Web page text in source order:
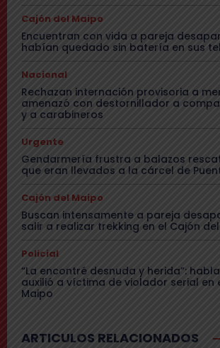
Cajón del Maipo
Encuentran con vida a pareja
habían quedado sin batería en sus
Nacional
Rechazan internación provisoria a
amenazó con destornillador a
y a carabineros
Urgente
Gendarmería frustra a balazos
que eran llevados a la cárcel de
Cajón del Maipo
Buscan intensamente a pareja
salir a realizar trekking en el Cajón
Policial
“La encontré desnuda y herida”:
auxilió a víctima de violador serial en
Maipo
ARTICULOS RELACIONADOS